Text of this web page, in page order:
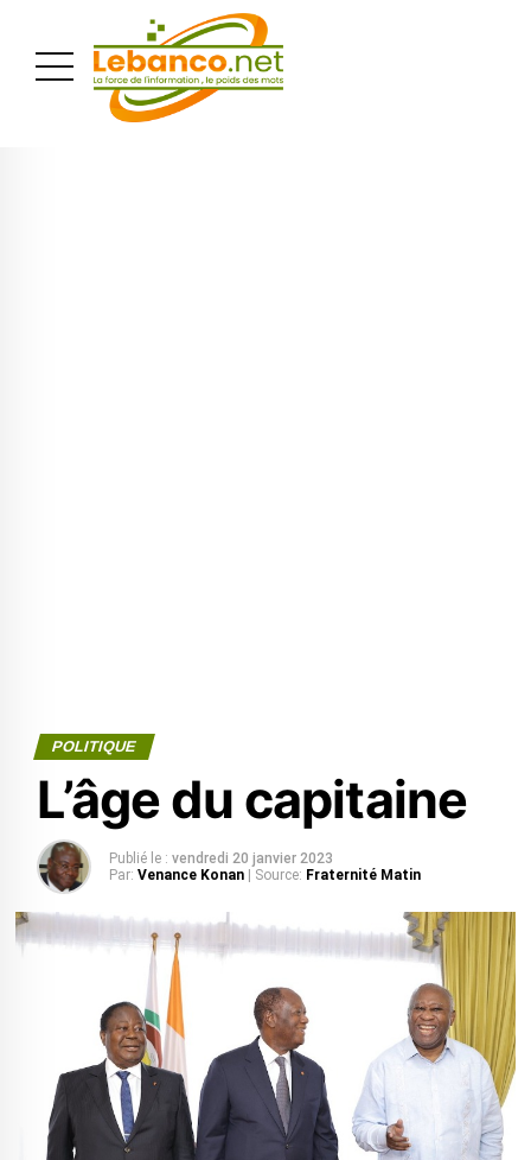
POLITIQUE
L’âge du capitaine
Publié le : vendredi 20 janvier 2023
Par: Venance Konan | Source: Fraternité Matin